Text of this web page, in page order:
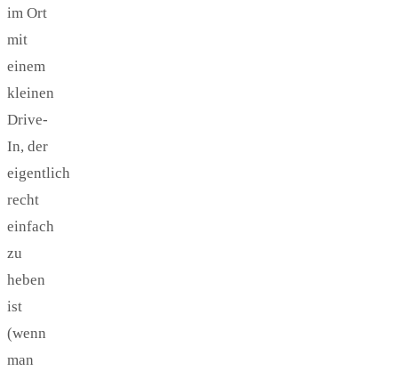
im Ort
mit
einem
kleinen
Drive-
In, der
eigentlich
recht
einfach
zu
heben
ist
(wenn
man